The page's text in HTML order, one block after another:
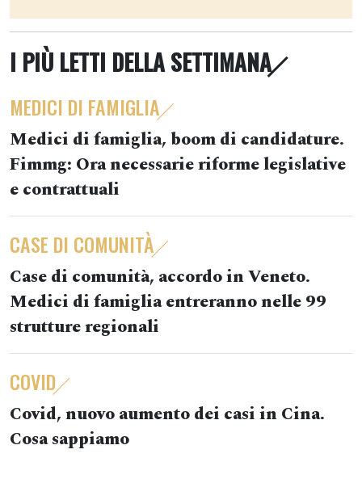
I PIÙ LETTI DELLA SETTIMANA
MEDICI DI FAMIGLIA
Medici di famiglia, boom di candidature.
Fimmg: Ora necessarie riforme legislative
e contrattuali
CASE DI COMUNITÀ
Case di comunità, accordo in Veneto.
Medici di famiglia entreranno nelle 99
strutture regionali
COVID
Covid, nuovo aumento dei casi in Cina.
Cosa sappiamo